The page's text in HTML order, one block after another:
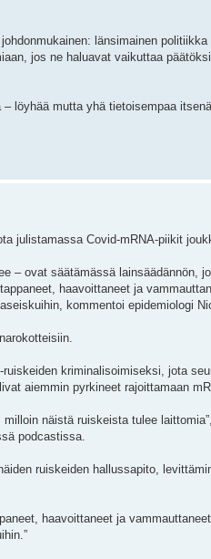
länsimainen
jos ne haluavat vaikuttaa
löyhää mutta yhä tietoisempaa
julistamassa Covid-mRNA-piikit
– ovat säätämässä lainsäädännön,
haavoittaneet ja
kommentoi epidemiologi
kriminalisoimiseksi, jota
aiemmin pyrkineet rajoittamaan
näistä ruiskeista tulee
podcastissa.
ruiskeiden hallussapito,
haavoittaneet ja